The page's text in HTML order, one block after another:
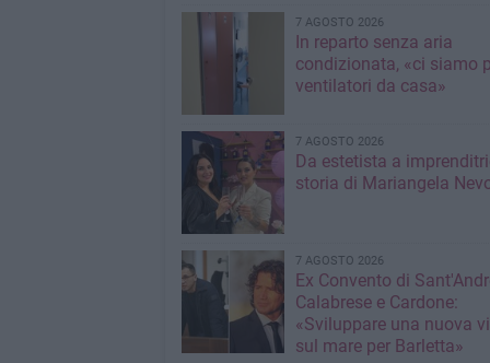
7 AGOSTO 2026
In reparto senza aria
condizionata, «ci siamo
ventilatori da casa»
7 AGOSTO 2026
Da estetista a
storia di Mariangela
7 AGOSTO 2026
Ex Convento di
Calabrese e Cardone:
«Sviluppare una nuova
sul mare per Barletta»